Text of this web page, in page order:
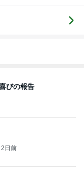
びの報告
2日前